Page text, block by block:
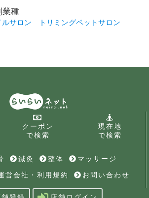
業種
ルサロン トリミングペットサロン
クーポン
で検索
現在地
で検索
鍼灸 整体
マッサージ
営会社・利用規約 お問い合わせ